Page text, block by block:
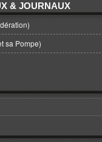
& JOURNAUX
sa Pompe)